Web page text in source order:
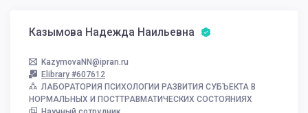
Казымова Надежда Наильевна
KazymovaNN@ipran.ru
Elibrary #607612
ЛАБОРАТОРИЯ ПСИХОЛОГИИ РАЗВИТИЯ СУБЪЕКТА В
НОРМАЛЬНЫХ И ПОСТТРАВМАТИЧЕСКИХ СОСТОЯНИЯХ